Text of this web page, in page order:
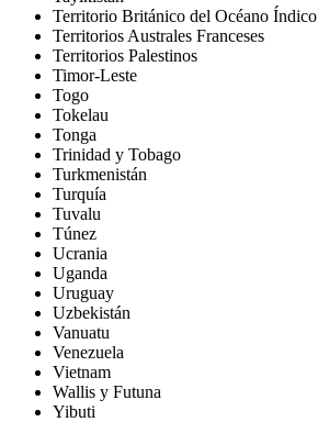
Territorio Británico del Océano Índico
Territorios Australes Franceses
Territorios Palestinos
Timor-Leste
Togo
Tokelau
Tonga
Trinidad y Tobago
Turkmenistán
Turquía
Tuvalu
Túnez
Ucrania
Uganda
Uruguay
Uzbekistán
Vanuatu
Venezuela
Vietnam
Wallis y Futuna
Yibuti